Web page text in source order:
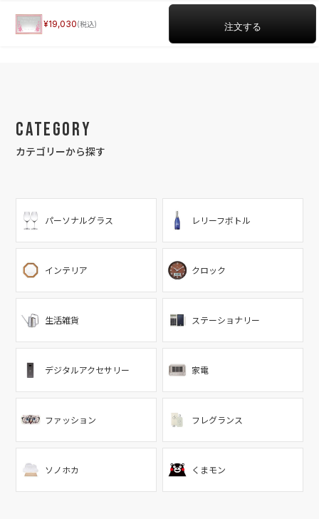
19,030
Category
カテゴリーから探す
パーソナルグラス レリーフボトル
インテリア クロック
生活雑貨 ステーショナリー
デジタルアクセサリー 家電
ファッション フレグランス
ソノホカ くまモン